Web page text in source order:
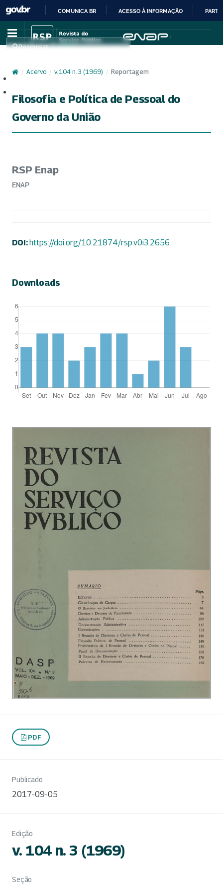
IR
PARA
CONTEÚDO
COMUNICA BR ACESSO À INFORMAÇÃO
Pesquisar
/ Acervo / v. 104 n. 3 (1969) / Reportagem
Filosofia e Política de Pessoal do
Governo da União
RSP Enap
ENAP
DOI:https://doi.org/10.21874/rsp.v0i3.2656
Downloads
PDF
Publicado
2017-09-05
Edição
v. 104 n. 3 (1969)
Seção